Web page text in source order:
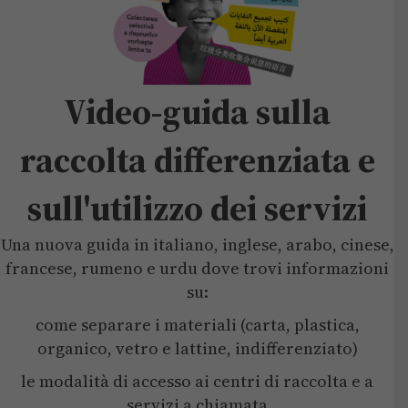
Video-guida sulla
raccolta differenziata e
sull'utilizzo dei servizi
Una nuova guida in italiano, inglese, arabo, cinese,
francese, rumeno e urdu dove trovi informazioni
su:
come separare i materiali (carta, plastica,
organico, vetro e lattine, indifferenziato)
le modalità di accesso ai centri di raccolta e a